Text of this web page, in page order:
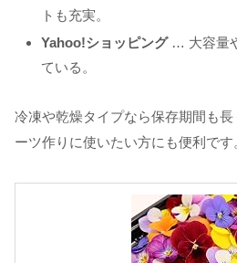
トも充実。
Yahoo!ショッピング… 大容量
ている。
冷凍や乾燥タイプなら保存期間も
ーツ作りに使いたい方にも便利です